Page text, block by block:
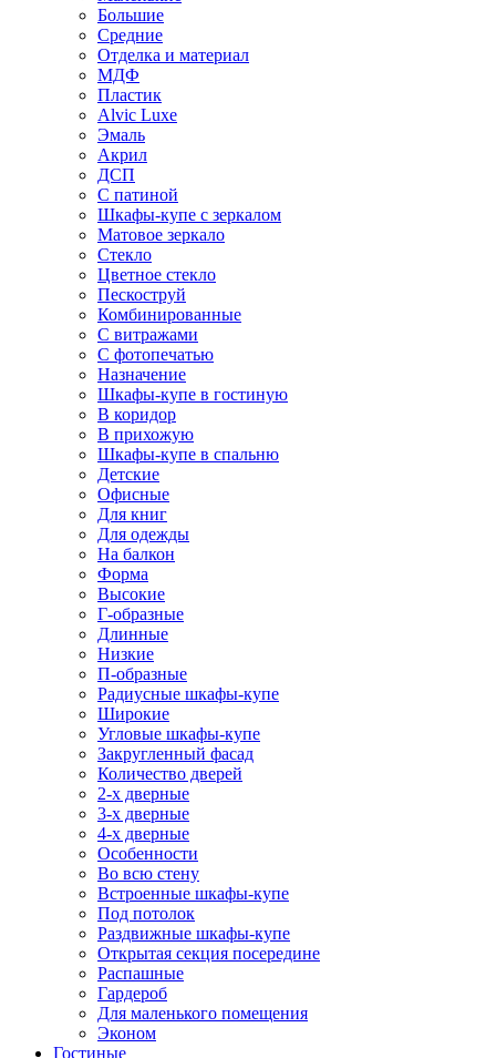
Большие
Средние
Отделка и материал
МДФ
Пластик
Alvic Luxe
Эмаль
Акрил
ДСП
С патиной
Шкафы-купе с зеркалом
Матовое зеркало
Стекло
Цветное стекло
Пескоструй
Комбинированные
С витражами
С фотопечатью
Назначение
Шкафы-купе в гостиную
В коридор
В прихожую
Шкафы-купе в спальню
Детские
Офисные
Для книг
Для одежды
На балкон
Форма
Высокие
Г-образные
Длинные
Низкие
П-образные
Радиусные шкафы-купе
Широкие
Угловые шкафы-купе
Закругленный фасад
Количество дверей
2-х дверные
3-х дверные
4-х дверные
Особенности
Во всю стену
Встроенные шкафы-купе
Под потолок
Раздвижные шкафы-купе
Открытая секция посередине
Распашные
Гардероб
Для маленького помещения
Эконом
Гостиные